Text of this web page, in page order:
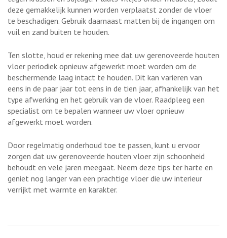
deze gemakkelijk kunnen worden verplaatst zonder de vloer
te beschadigen. Gebruik daarnaast matten bij de ingangen om
vuil en zand buiten te houden.
Ten slotte, houd er rekening mee dat uw gerenoveerde houten
vloer periodiek opnieuw afgewerkt moet worden om de
beschermende laag intact te houden. Dit kan variëren van
eens in de paar jaar tot eens in de tien jaar, afhankelijk van het
type afwerking en het gebruik van de vloer. Raadpleeg een
specialist om te bepalen wanneer uw vloer opnieuw
afgewerkt moet worden.
Door regelmatig onderhoud toe te passen, kunt u ervoor
zorgen dat uw gerenoveerde houten vloer zijn schoonheid
behoudt en vele jaren meegaat. Neem deze tips ter harte en
geniet nog langer van een prachtige vloer die uw interieur
verrijkt met warmte en karakter.